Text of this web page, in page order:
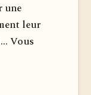
une
leur
Vous